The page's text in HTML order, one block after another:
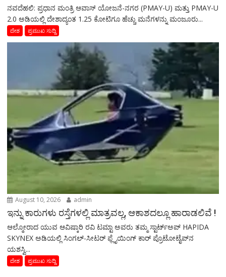
ನವದೆಹಲಿ: ಪ್ರಧಾನ ಮಂತ್ರಿ ಆವಾಸ್ ಯೋಜನೆ-ನಗರ (PMAY-U) ಮತ್ತು PMAY-U
2.0 ಅಡಿಯಲ್ಲಿ ದೇಶಾದ್ಯಂತ 1.25 ಕೋಟಿಗೂ ಹೆಚ್ಚು ಮನೆಗಳನ್ನು ಮಂಜೂರು...
ದೇಶ ಪ್ರಮುಖ ಸುದ್ದಿ
August 10, 2026 admin
ಇನ್ನು ಕಾರುಗಳು ರಸ್ತೆಗಳಲ್ಲಿ ಮಾತ್ರವಲ್ಲ, ಆಕಾಶದಲ್ಲೂ ಹಾರಾಡಲಿವೆ !
ಆಲ್ಮೋರಾದ ಯುವ ಆವಿಷ್ಕಾರಿ ರವಿ ಟಮ್ಟಾ ಅವರು ತಮ್ಮ ಸ್ಟಾರ್ಟ್ಅಪ್ HAPIDA
SKYNEX ಅಡಿಯಲ್ಲಿ ಸಿಂಗಲ್-ಸೀಟರ್ ಫ್ಲೈಯಿಂಗ್ ಕಾರ್ ಪ್ರೊಟೋಟೈಪ್‌ನ
ಯಶಸ್ವಿ...
ದೇಶ ಪ್ರಮುಖ ಸುದ್ದಿ